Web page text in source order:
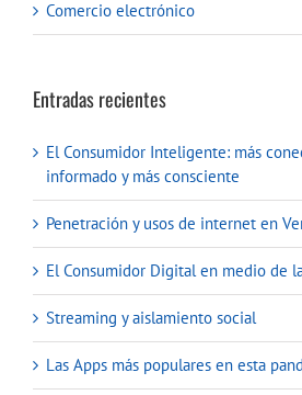
Comercio electrónico
Entradas recientes
El Consumidor Inteligente: más
informado y más consciente
Penetración y usos de internet en
El Consumidor Digital en medio de
Streaming y aislamiento social
Las Apps más populares en esta